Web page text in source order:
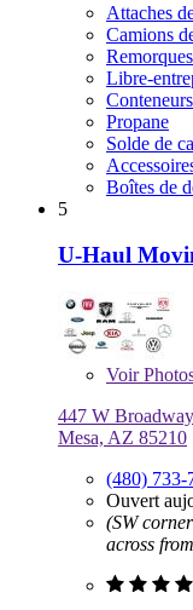
Attaches
Camions
Libre-
Propane
Solde de
Boîtes de
5
U-Haul
Voir
447 W Broadway
Mesa, AZ 85210
(480) 733-
Ouvert
(SW
across